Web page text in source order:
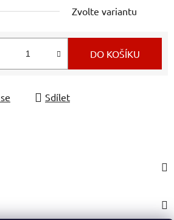
Zvolte variantu
DO KOŠÍKU
Sdílet